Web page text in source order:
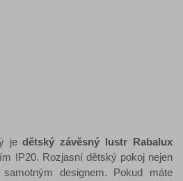
jedětský závěsný lustr Rabalux
IP20. Rozjasní dětský pokoj nejen
designem. Pokud máte